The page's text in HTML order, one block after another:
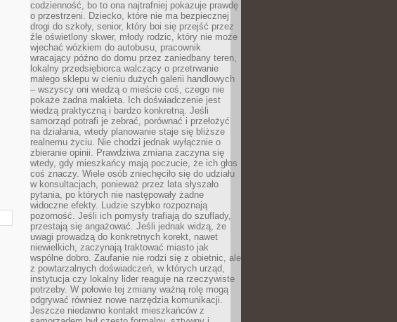
codzienność, bo to ona najtrafniej pokazuje prawdę
o przestrzeni. Dziecko, które nie ma bezpiecznej
drogi do szkoły, senior, który boi się przejść przez
źle oświetlony skwer, młody rodzic, który nie może
wjechać wózkiem do autobusu, pracownik
wracający późno do domu przez zaniedbany teren,
lokalny przedsiębiorca walczący o przetrwanie
małego sklepu w cieniu dużych galerii handlowych
– wszyscy oni wiedzą o mieście coś, czego nie
pokaże żadna makieta. Ich doświadczenie jest
wiedzą praktyczną i bardzo konkretną. Jeśli
samorząd potrafi je zebrać, porównać i przełożyć
na działania, wtedy planowanie staje się bliższe
realnemu życiu. Nie chodzi jednak wyłącznie o
zbieranie opinii. Prawdziwa zmiana zaczyna się
wtedy, gdy mieszkańcy mają poczucie, że ich głos
coś znaczy. Wiele osób zniechęciło się do udziału
w konsultacjach, ponieważ przez lata słyszało
pytania, po których nie następowały żadne
widoczne efekty. Ludzie szybko rozpoznają
pozorność. Jeśli ich pomysły trafiają do szuflady,
przestają się angażować. Jeśli jednak widzą, że
uwagi prowadzą do konkretnych korekt, nawet
niewielkich, zaczynają traktować miasto jak
wspólne dobro. Zaufanie nie rodzi się z obietnic, ale
z powtarzalnych doświadczeń, w których urząd,
instytucja czy lokalny lider reaguje na rzeczywiste
potrzeby. W połowie tej zmiany ważną rolę mogą
odgrywać również nowe narzędzia komunikacji.
Jeszcze niedawno kontakt mieszkańców z